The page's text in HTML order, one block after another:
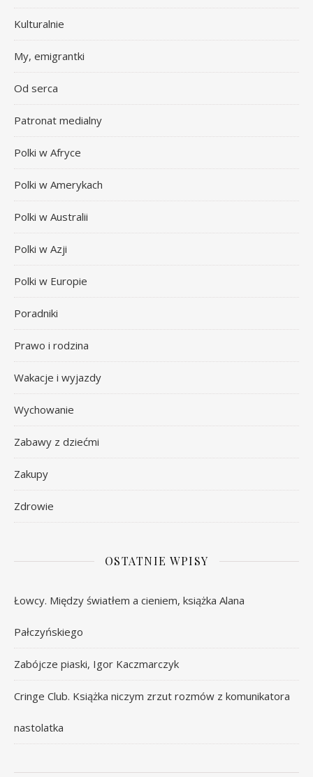
Kulturalnie
My, emigrantki
Od serca
Patronat medialny
Polki w Afryce
Polki w Amerykach
Polki w Australii
Polki w Azji
Polki w Europie
Poradniki
Prawo i rodzina
Wakacje i wyjazdy
Wychowanie
Zabawy z dziećmi
Zakupy
Zdrowie
OSTATNIE WPISY
Łowcy. Między światłem a cieniem, książka Alana
Pałczyńskiego
Zabójcze piaski, Igor Kaczmarczyk
Cringe Club. Książka niczym zrzut rozmów z komunikatora
nastolatka